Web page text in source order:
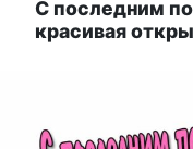
С последним
красивая